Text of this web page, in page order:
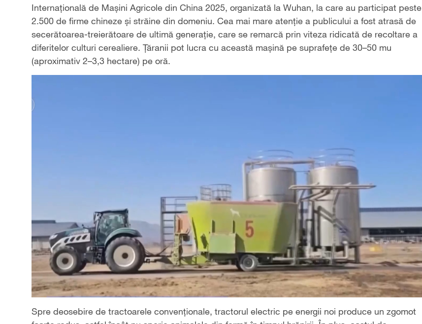
Internațională de Mașini Agricole din China 2025, organizată la Wuhan, la care au participat peste
2.500 de firme chineze și străine din domeniu. Cea mai mare atenție a publicului a fost atrasă de
secerătoarea-treierătoare de ultimă generație, care se remarcă prin viteza ridicată de recoltare a
diferitelor culturi cerealiere. Țăranii pot lucra cu această mașină pe suprafețe de 30–50 mu
(aproximativ 2–3,3 hectare) pe oră.
Spre deosebire de tractoarele convenționale, tractorul electric pe energii noi produce un zgomot